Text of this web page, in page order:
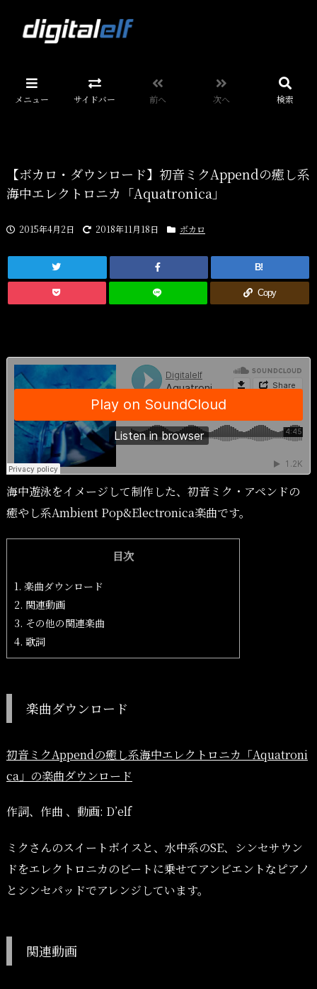
メニュー サイドバー 前へ 次へ 検索
【ボカロ・ダウンロード】初音ミクAppendの癒し系
海中エレクトロニカ「Aquatronica」
2015年4月2日 2018年11月18日 ボカロ
B!
Copy
海中遊泳をイメージして制作した、初音ミク・アペンドの
癒やし系Ambient Pop&Electronica楽曲です。
目次
1. 楽曲ダウンロード
2. 関連動画
3. その他の関連楽曲
4. 歌詞
楽曲ダウンロード
初音ミクAppendの癒し系海中エレクトロニカ「Aquatroni
ca」の楽曲ダウンロード
作詞、作曲 、動画: D’elf
ミクさんのスイートボイスと、水中系のSE、シンセサウン
ドをエレクトロニカのビートに乗せてアンビエントなピアノ
とシンセパッドでアレンジしています。
関連動画